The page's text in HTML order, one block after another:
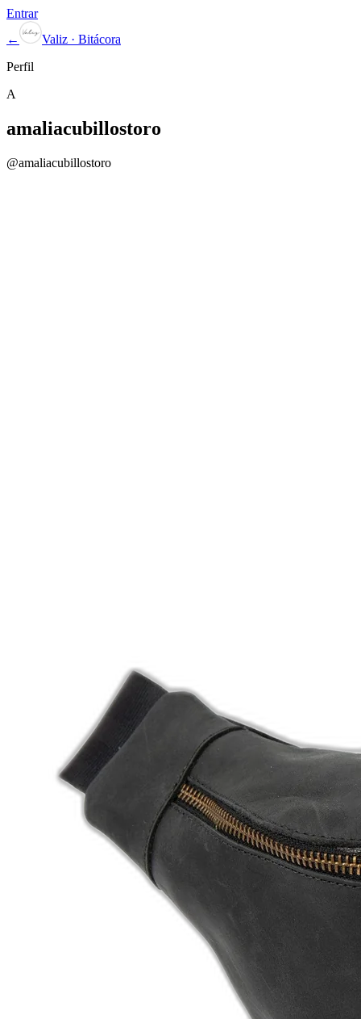
Entrar
←
Valiz · Bitácora
Perfil
A
amaliacubillostoro
@amaliacubillostoro